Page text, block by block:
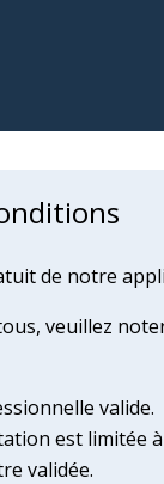
de notre
veuillez
valide.
est limitée à
validée.